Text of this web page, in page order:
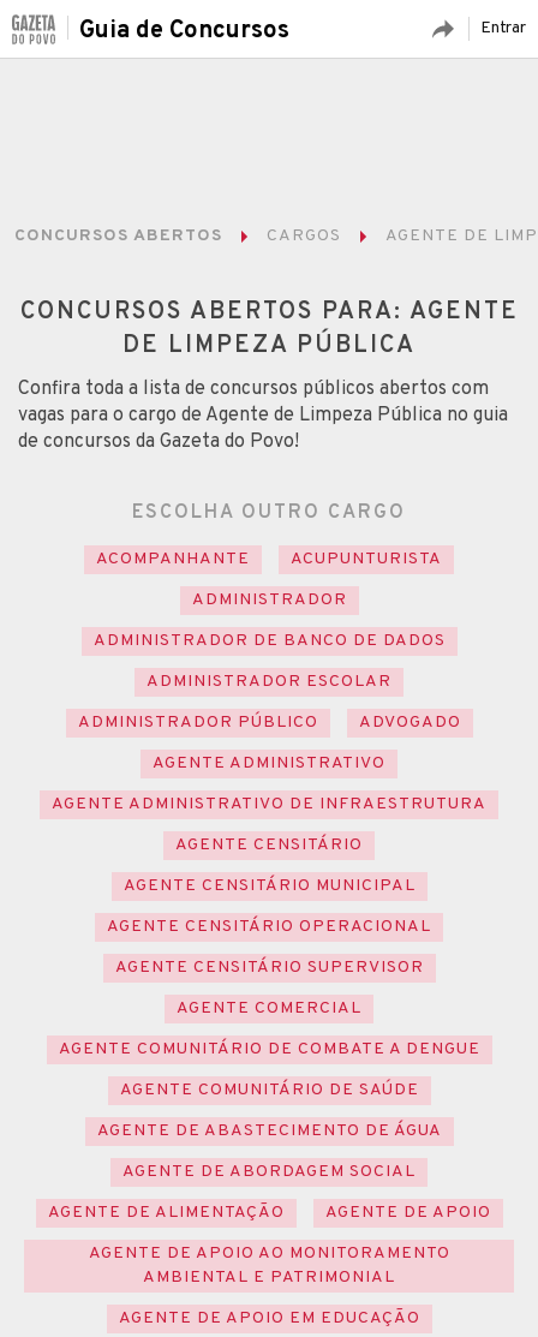
Entrar
Guia de Concursos
CONCURSOS ABERTOS CARGOS AGENTE DE
CONCURSOS ABERTOS PARA: AGENTE
DE LIMPEZA PÚBLICA
Confira toda a lista de concursos públicos abertos com
vagas para o cargo de Agente de Limpeza Pública no guia
de concursos da Gazeta do Povo!
ESCOLHA OUTRO CARGO
ACOMPANHANTE
ACUPUNTURISTA
ADMINISTRADOR
ADMINISTRADOR DE BANCO DE DADOS
ADMINISTRADOR ESCOLAR
ADMINISTRADOR PÚBLICO
ADVOGADO
AGENTE ADMINISTRATIVO
AGENTE ADMINISTRATIVO DE INFRAESTRUTURA
AGENTE CENSITÁRIO
AGENTE CENSITÁRIO MUNICIPAL
AGENTE CENSITÁRIO OPERACIONAL
AGENTE CENSITÁRIO SUPERVISOR
AGENTE COMERCIAL
AGENTE COMUNITÁRIO DE COMBATE A DENGUE
AGENTE COMUNITÁRIO DE SAÚDE
AGENTE DE ABASTECIMENTO DE ÁGUA
AGENTE DE ABORDAGEM SOCIAL
AGENTE DE ALIMENTAÇÃO
AGENTE DE APOIO
AGENTE DE APOIO AO MONITORAMENTO
AMBIENTAL E PATRIMONIAL
AGENTE DE APOIO EM EDUCAÇÃO